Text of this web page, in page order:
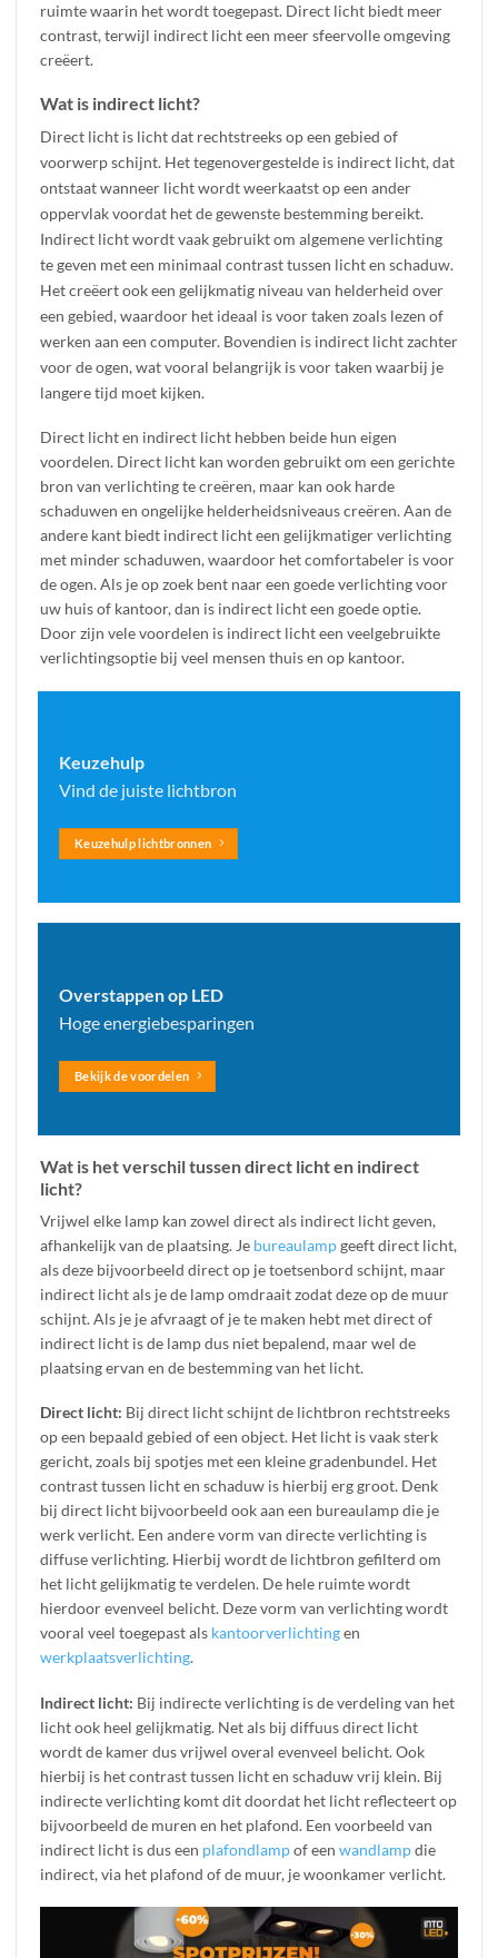
ruimte waarin het wordt toegepast. Direct licht biedt meer
contrast, terwijl indirect licht een meer sfeervolle omgeving
creëert.
Wat is indirect licht?
Direct licht is licht dat rechtstreeks op een gebied of
voorwerp schijnt. Het tegenovergestelde is indirect licht, dat
ontstaat wanneer licht wordt weerkaatst op een ander
oppervlak voordat het de gewenste bestemming bereikt.
Indirect licht wordt vaak gebruikt om algemene verlichting
te geven met een minimaal contrast tussen licht en schaduw.
Het creëert ook een gelijkmatig niveau van helderheid over
een gebied, waardoor het ideaal is voor taken zoals lezen of
werken aan een computer. Bovendien is indirect licht zachter
voor de ogen, wat vooral belangrijk is voor taken waarbij je
langere tijd moet kijken.
Direct licht en indirect licht hebben beide hun eigen
voordelen. Direct licht kan worden gebruikt om een gerichte
bron van verlichting te creëren, maar kan ook harde
schaduwen en ongelijke helderheidsniveaus creëren. Aan de
andere kant biedt indirect licht een gelijkmatiger verlichting
met minder schaduwen, waardoor het comfortabeler is voor
de ogen. Als je op zoek bent naar een goede verlichting voor
uw huis of kantoor, dan is indirect licht een goede optie.
Door zijn vele voordelen is indirect licht een veelgebruikte
verlichtingsoptie bij veel mensen thuis en op kantoor.
Keuzehulp
Vind de juiste lichtbron
Keuzehulp lichtbronnen
Overstappen op LED
Hoge energiebesparingen
Bekijk de voordelen
Wat is het verschil tussen direct licht en indirect
licht?
Vrijwel elke lamp kan zowel direct als indirect licht geven,
afhankelijk van de plaatsing. Je bureaulampgeeft direct licht,
als deze bijvoorbeeld direct op je toetsenbord schijnt, maar
indirect licht als je de lamp omdraait zodat deze op de muur
schijnt. Als je je afvraagt of je te maken hebt met direct of
indirect licht is de lamp dus niet bepalend, maar wel de
plaatsing ervan en de bestemming van het licht.
Direct licht: Bij direct licht schijnt de lichtbron rechtstreeks
op een bepaald gebied of een object. Het licht is vaak sterk
gericht, zoals bij spotjes met een kleine gradenbundel. Het
contrast tussen licht en schaduw is hierbij erg groot. Denk
bij direct licht bijvoorbeeld ook aan een bureaulamp die je
werk verlicht. Een andere vorm van directe verlichting is
diffuse verlichting. Hierbij wordt de lichtbron gefilterd om
het licht gelijkmatig te verdelen. De hele ruimte wordt
hierdoor evenveel belicht. Deze vorm van verlichting wordt
vooral veel toegepast als kantoorverlichtingen
werkplaatsverlichting.
Indirect licht: Bij indirecte verlichting is de verdeling van het
licht ook heel gelijkmatig. Net als bij diffuus direct licht
wordt de kamer dus vrijwel overal evenveel belicht. Ook
hierbij is het contrast tussen licht en schaduw vrij klein. Bij
indirecte verlichting komt dit doordat het licht reflecteert op
bijvoorbeeld de muren en het plafond. Een voorbeeld van
indirect licht is dus een plafondlampof een wandlampdie
indirect, via het plafond of de muur, je woonkamer verlicht.